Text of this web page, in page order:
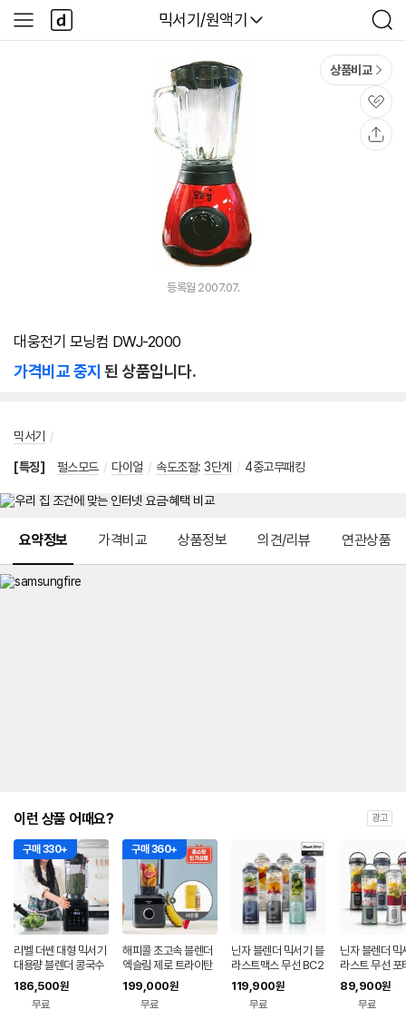
다나와
믹서기/원액기
검
색
사
이
다
나
와
상품비교
관
심
등록월 2007.07.
대웅전기 모닝컴 DWJ-2000
가격비교 중지 된 상품입니다.
믹서기 /
[특징] 펄스모드 / 다이얼 / 속도조절: 3단계 / 4중고무패킹
요약정보 가격비교 상품정보 의견/리뷰 연관상품
이런 상품 어때요? 광고
구매 330+
리벨 더쎈 대형 믹서기
대용량 블렌더 콩국수
업소용 카페용 얼음분
쇄 4L 블랙
186,500원
무료
구매 360+
해피콜 초고속 블렌더
엑슬림 제로 트라이탄
얼음 대용량 스무디 과
일 가정용 대형 믹서기
199,000원
무료
닌자 블렌더 믹서기 블
라스트맥스 무선 BC2
51KR
119,900원
무료
닌자 블렌더 믹
라스트 무선 포
C151KR
89,900원
무료